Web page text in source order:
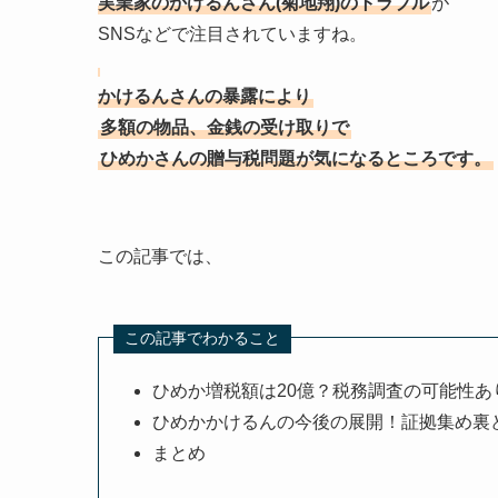
SNSなどで注目されていますね。
かけるんさんの暴露により
多額の物品、金銭の受け取りで
ひめかさんの贈与税問題が気になるところです。
この記事では、
この記事でわかること
ひめか増税額は20億？税務調査の可能性あ
ひめかかけるんの今後の展開！証拠集め裏
まとめ